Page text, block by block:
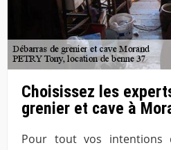
Choisissez les
grenier et cave à
Pour tout vos intentions